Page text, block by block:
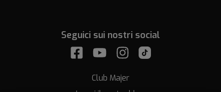
Seguici sui nostri social
Club Majer